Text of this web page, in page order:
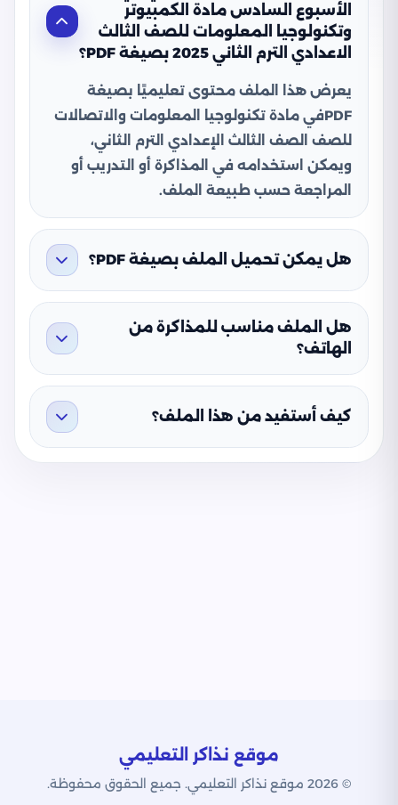
الأسبوع السادس مادة الكمبيوتر
وتكنولوجيا المعلومات للصف الثالث
الاعدادي الترم الثاني 2025 بصيغة PDF؟
يعرض هذا الملف محتوى تعليميًا بصيغة
PDFفي مادة تكنولوجيا المعلومات والاتصالات
للصف الصف الثالث الإعدادي الترم الثاني،
ويمكن استخدامه في المذاكرة أو التدريب أو
المراجعة حسب طبيعة الملف.
هل يمكن تحميل الملف بصيغة PDF؟
هل الملف مناسب للمذاكرة من
الهاتف؟
كيف أستفيد من هذا الملف؟
موقع نذاكر التعليمي
© 2026 موقع نذاكر التعليمي. جميع الحقوق محفوظة.